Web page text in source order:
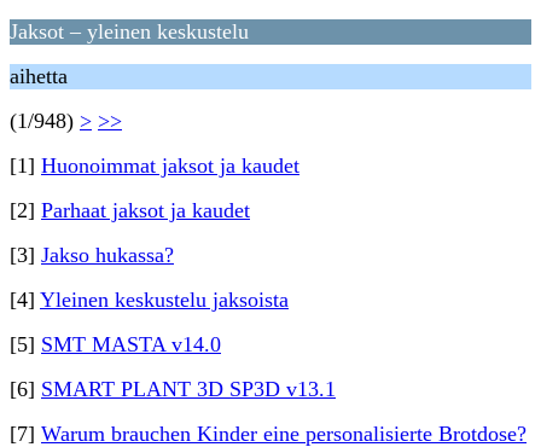
Jaksot – yleinen keskustelu
aihetta
(1/948) > >>
[1] Huonoimmat jaksot ja kaudet
[2] Parhaat jaksot ja kaudet
[3] Jakso hukassa?
[4] Yleinen keskustelu jaksoista
[5] SMT MASTA v14.0
[6] SMART PLANT 3D SP3D v13.1
[7] Warum brauchen Kinder eine personalisierte Brotdose?